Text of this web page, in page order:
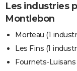
Dictionnaire
Biographies
Citations
Expressions
Proverbes
PROGRAMME TV
COPAINS D'AVANT
S'inscrire
Se connecter
Lycées
Collèges
Primaires
Universités
Entreprises
Service militaire
Avis de recherche
AVIS DE DÉCÈS
Les industries
Montlebon
Morteau (1
Les Fins (1
Fournets-